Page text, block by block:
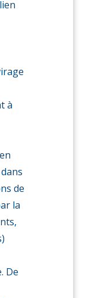
à
de
la
De